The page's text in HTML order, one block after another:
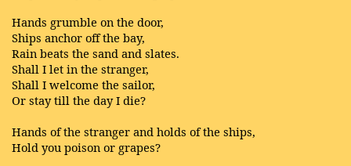
Hands grumble on the door,
Ships anchor off the bay,
Rain beats the sand and slates.
Shall I let in the stranger,
Shall I welcome the sailor,
Or stay till the day I die?
Hands of the stranger and holds of the ships,
Hold you poison or grapes?